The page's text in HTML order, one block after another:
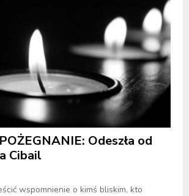
Odeszła od
Cibail
wspomnienie o kimś bliskim, kto